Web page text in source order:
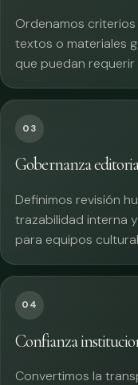
Ordenamos criterios
textos o materiales
que puedan requerir
03
Gobernanza
Definimos revisión
trazabilidad interna
para equipos
04
Confianza
Convertimos la